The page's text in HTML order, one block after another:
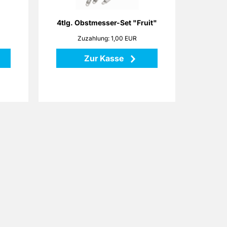
der
ein
4tlg. Obstmesser-Set "Fruit"
Zuzahlung: 1,00 EUR
Zur Kasse
und Apfelentkerner im
Alle Messer mit praktischer
Aufhängöse. Material: Edelstahl,
ohne Deko.
Zurück